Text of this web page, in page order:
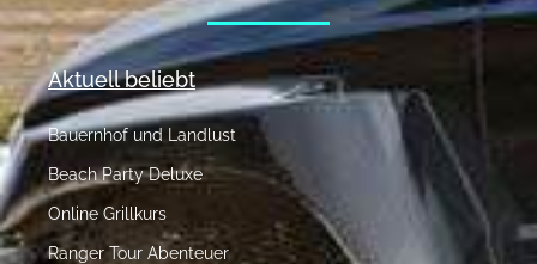
Aktuell beliebt
Bauernhof und Landlust
Beach Party Deluxe
Online Grillkurs
Ranger Tour Abenteuer